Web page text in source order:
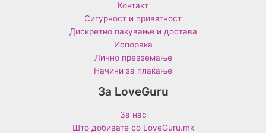
Контакт
Сигурност и приватност
Дискретно пакување и достава
Испорака
Лично превземање
Начини за плаќање
За LoveGuru
За нас
Што добивате со LoveGuru.mk